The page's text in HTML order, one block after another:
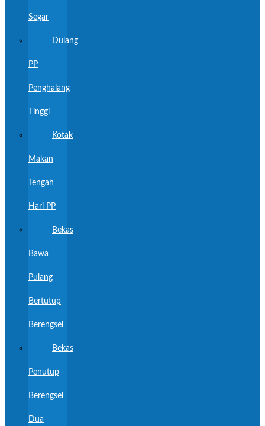
Segar
Dulang
PP
Penghalang
Tinggi
Kotak
Makan
Tengah
Hari PP
Bekas
Bawa
Pulang
Bertutup
Berengsel
Bekas
Penutup
Berengsel
Dua